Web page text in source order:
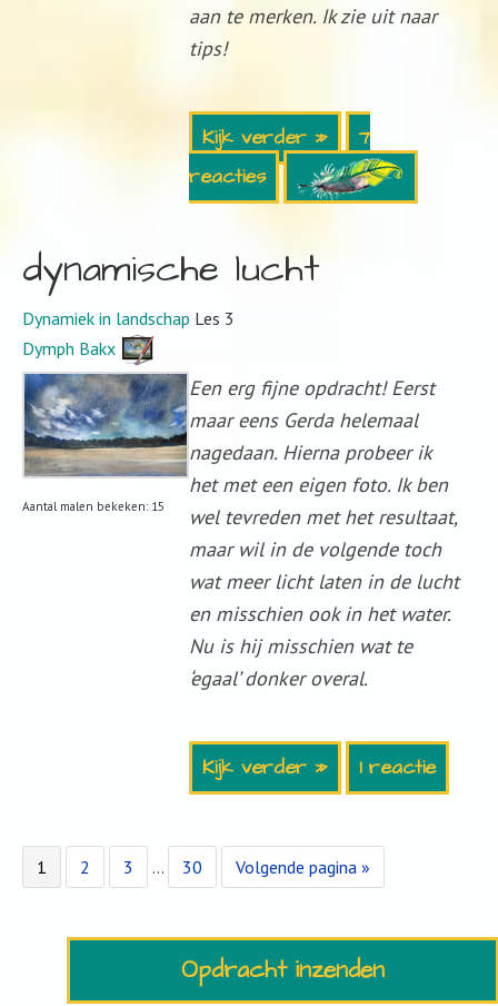
aan te merken. Ik zie uit naar
tips!
Kijk verder »
7
reacties
dynamische lucht
Dynamiek in landschap Les 3
Dymph Bakx
Aantal malen bekeken: 15
Een erg fijne opdracht! Eerst
maar eens Gerda helemaal
nagedaan. Hierna probeer ik
het met een eigen foto. Ik ben
wel tevreden met het resultaat,
maar wil in de volgende toch
wat meer licht laten in de lucht
en misschien ook in het water.
Nu is hij misschien wat te
‘egaal’ donker overal.
Kijk verder » 1 reactie
Pagina
1 Pagina
2 Pagina
3
Interim
pagina's
weggelaten
… Pagina
30
Ga
naar
Volgende pagina »
Opdracht inzenden